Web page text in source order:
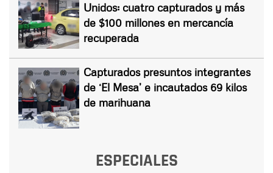
Unidos: cuatro capturados y más
de $100 millones en mercancía
recuperada
Capturados presuntos integrantes
de ‘El Mesa’ e incautados 69 kilos
de marihuana
ESPECIALES